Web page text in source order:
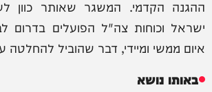
ההגנה הקדמי. המשגר שאותר כוון
ישראל וכוחות צה"ל הפועלים בדרום
איום ממשי ומיידי, דבר שהוביל להחלטה
באותו נושא